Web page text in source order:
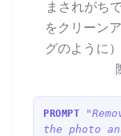
まされがち
をクリーン
グのように
PROMPT
the photo